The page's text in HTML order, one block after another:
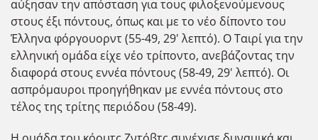
αύξησαν την απόσταση για τους φιλοξενούμενους
στους έξι πόντους, όπως και με το νέο δίποντο του
Έλληνα φόργουορντ (55-49, 29' λεπτό). Ο Ταιρί για την
ελληνική ομάδα είχε νέο τρίποντο, ανεβάζοντας την
διαφορά στους εννέα πόντους (58-49, 29' λεπτό). Οι
ασπρόμαυροι προηγήθηκαν με εννέα πόντους στο
τέλος της τρίτης περιόδου (58-49).